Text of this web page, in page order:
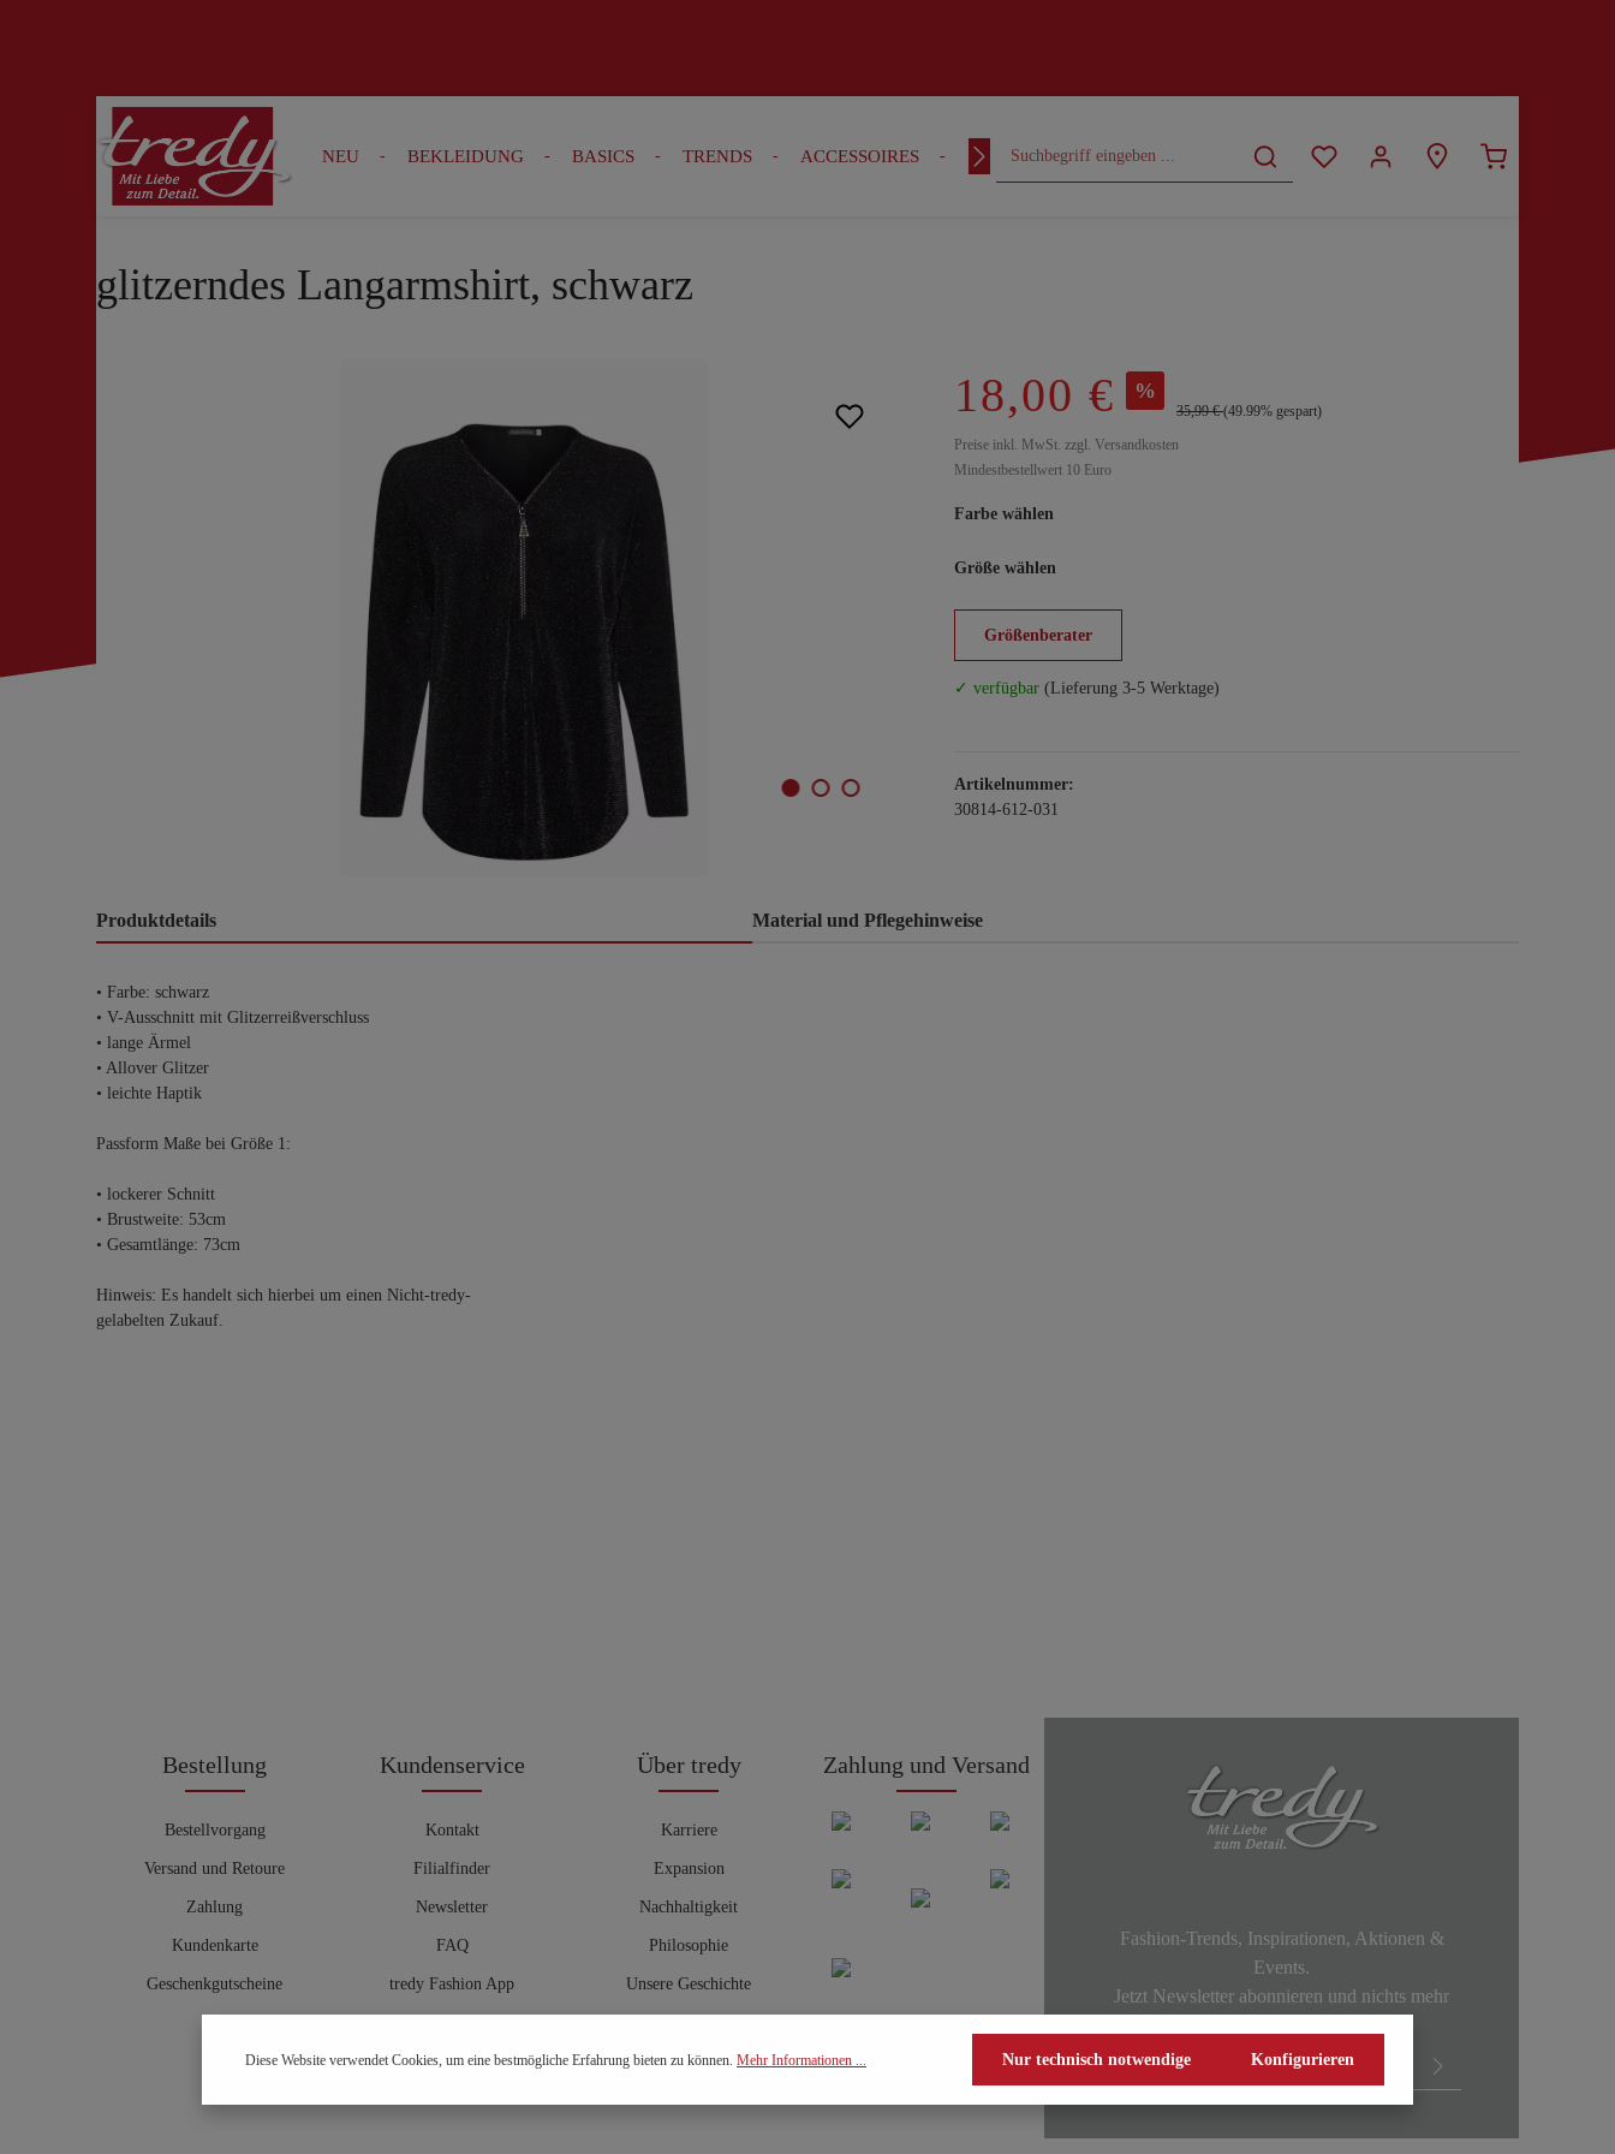
Zur Suche springen Zur Hauptnavigation springen
NEU BEKLEIDUNG BASICS TRENDS ACCESSOIRES OUTFITS CURVY
glitzerndes Langarmshirt, schwarz
18,00 € %
35,99 €(49.99% gespart)
Preise inkl. MwSt. zzgl. Versandkosten
Mindestbestellwert 10 Euro
Farbe wählen
Größe wählen
Größenberater
✓ verfügbar (Lieferung 3-5 Werktage)
Artikelnummer:
30814-612-031
Produktdetails Material und Pflegehinweise
• Farbe: schwarz
• V-Ausschnitt mit Glitzerreißverschluss
• lange Ärmel
• Allover Glitzer
• leichte Haptik
Passform Maße bei Größe 1:
• lockerer Schnitt
• Brustweite: 53cm
• Gesamtlänge: 73cm
Hinweis: Es handelt sich hierbei um einen Nicht-tredy-
gelabelten Zukauf.
Bestellung
Bestellvorgang
Versand und Retoure
Zahlung
Kundenkarte
Geschenkgutscheine
Kundenservice
Kontakt
Filialfinder
Newsletter
FAQ
tredy Fashion App
Hosenberater
Über tredy
Karriere
Expansion
Nachhaltigkeit
Philosophie
Unsere Geschichte
Zahlung und Versand
Fashion-Trends, Inspirationen, Aktionen &
Events.
Jetzt Newsletter abonnieren und nichts mehr
Diese Website verwendet Cookies, um eine bestmögliche Erfahrung bieten zu können. Mehr Informationen ... Nur technisch notwendige Konfigurieren